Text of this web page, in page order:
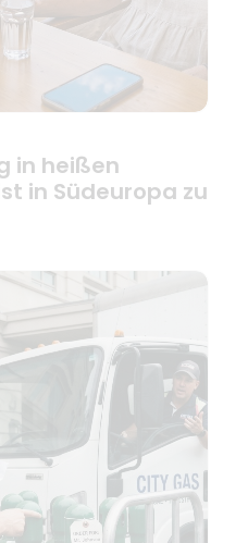
in heißen
in Südeuropa zu